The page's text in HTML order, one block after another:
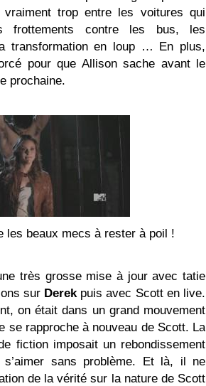
trop entre les voitures qui
frottements contre les bus, les
transformation en loup … En plus,
pour que Allison sache avant le
prochaine.
les beaux mecs à rester à poil !
très grosse mise à jour avec tatie
sur Derekpuis avec Scott en live.
on était dans un grand mouvement
se rapproche à nouveau de Scott. La
fiction imposait un rebondissement
sans problème. Et là, il ne
de la vérité sur la nature de Scott